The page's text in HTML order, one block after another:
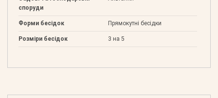
споруди
Форми бесідок Прямокутні бесідки
Розміри бесідок 3 на 5